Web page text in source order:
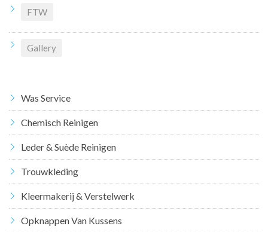
FTW
Gallery
Was Service
Chemisch Reinigen
Leder & Suède Reinigen
Trouwkleding
Kleermakerij & Verstelwerk
Opknappen Van Kussens